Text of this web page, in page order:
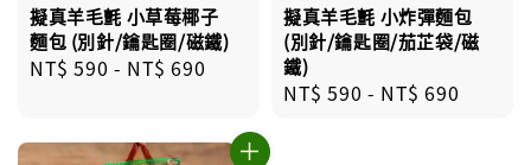
擬真羊毛氈 小草莓椰子
麵包 (別針/鑰匙圈/磁鐵)
Regular
NT$ 590 - NT$ 690
擬真羊毛氈 小炸彈麵包
(別針/鑰匙圈/茄芷袋/磁
鐵)
Regular
NT$ 590 - NT$ 690